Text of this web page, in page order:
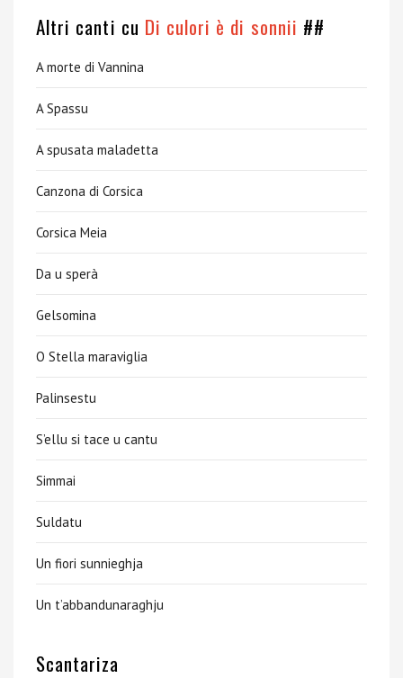
Altri canti cu Di culori è di sonnii ##
A morte di Vannina
A Spassu
A spusata maladetta
Canzona di Corsica
Corsica Meia
Da u sperà
Gelsomina
O Stella maraviglia
Palinsestu
S’ellu si tace u cantu
Simmai
Suldatu
Un fiori sunnieghja
Un t’abbandunaraghju
Scantariza